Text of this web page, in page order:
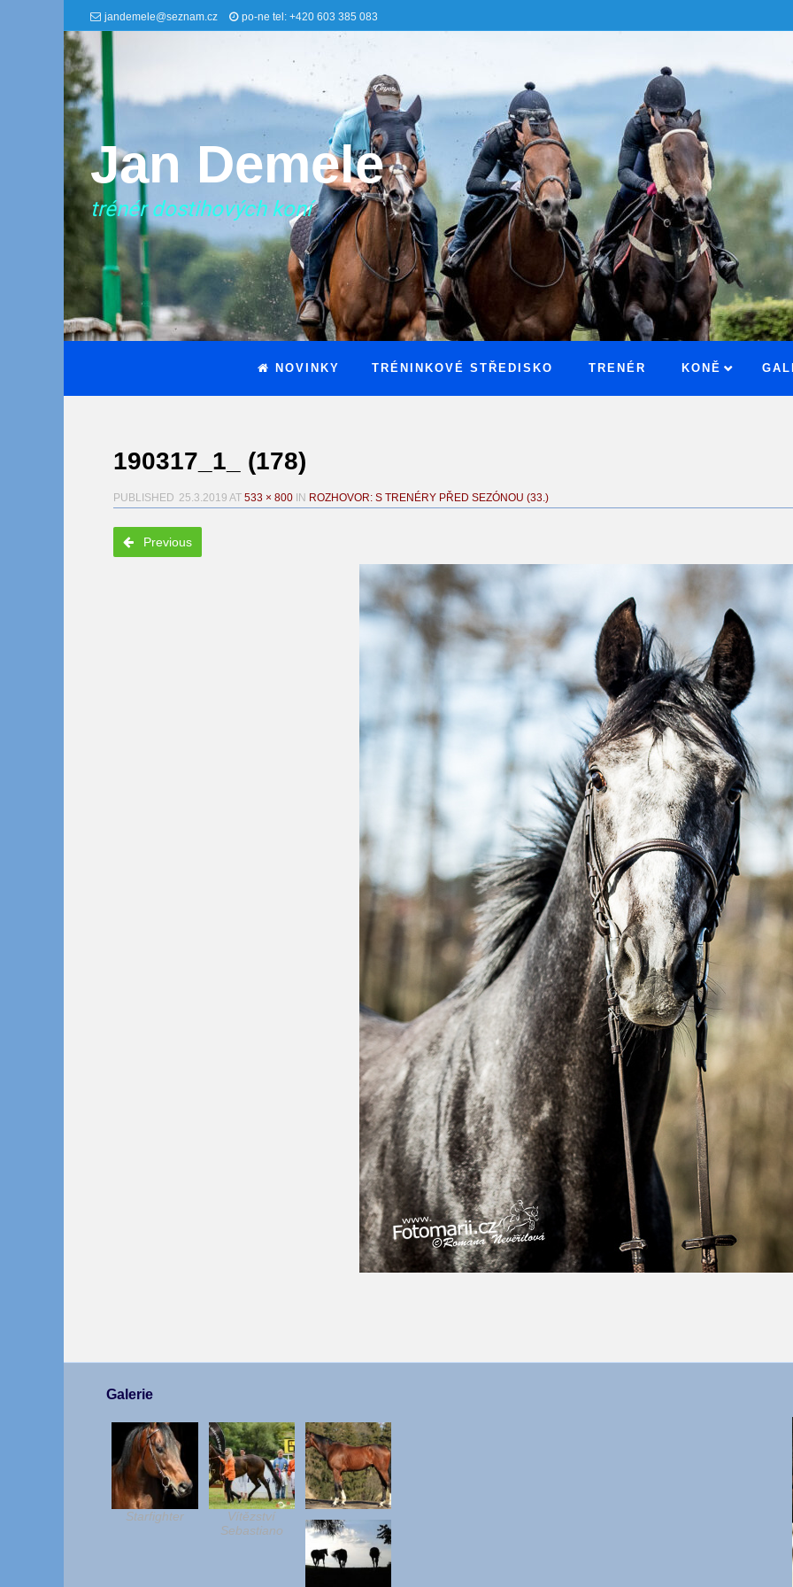
jandemele@seznam.cz po-ne tel: +420 603 385 083
Jan Demele
trénér dostihových koní
NOVINKY TRÉNINKOVÉ STŘEDISKO TRENÉR KONĚ
190317_1_ (178)
PUBLISHED 25.3.2019 AT 533 × 800 IN ROZHOVOR: S TRENÉRY PŘED SEZÓNOU (33.)
Previous
Galerie
Starfighter
Vítězství
Sebastiano